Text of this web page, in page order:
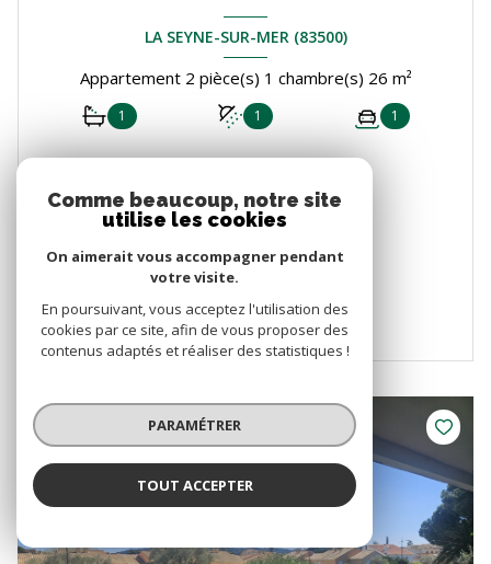
LA SEYNE-SUR-MER (83500)
Appartement 2 pièce(s) 1 chambre(s) 26 m²
1 1 1
148 000 €
Proposé par
Sablettes Immobilier
VOIR LE BIEN
PRIX EN BAISSE
Comme beaucoup, notre site
utilise les cookies
On aimerait vous accompagner pendant
votre visite.
En poursuivant, vous acceptez l'utilisation des
cookies par ce site, afin de vous proposer des
contenus adaptés et réaliser des statistiques !
PARAMÉTRER
TOUT ACCEPTER